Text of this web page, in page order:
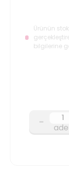
Ürünün
bilgilerine
-